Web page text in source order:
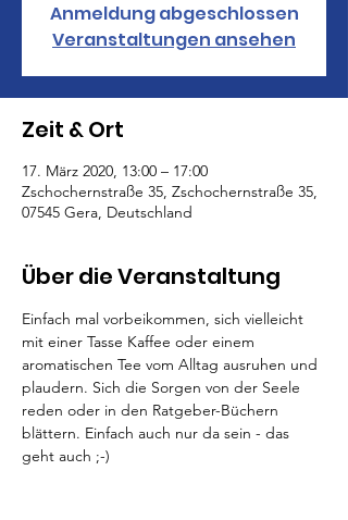
Anmeldung abgeschlossen
Veranstaltungen ansehen
Zeit & Ort
17. März 2020, 13:00 – 17:00
Zschochernstraße 35, Zschochernstraße 35,
07545 Gera, Deutschland
Über die Veranstaltung
Einfach mal vorbeikommen, sich vielleicht
mit einer Tasse Kaffee oder einem
aromatischen Tee vom Alltag ausruhen und
plaudern. Sich die Sorgen von der Seele
reden oder in den Ratgeber-Büchern
blättern. Einfach auch nur da sein - das
geht auch ;-)